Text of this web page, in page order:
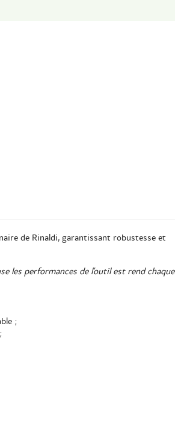
de Rinaldi, garantissant robustesse et
les performances de l'outil est rend chaque
;